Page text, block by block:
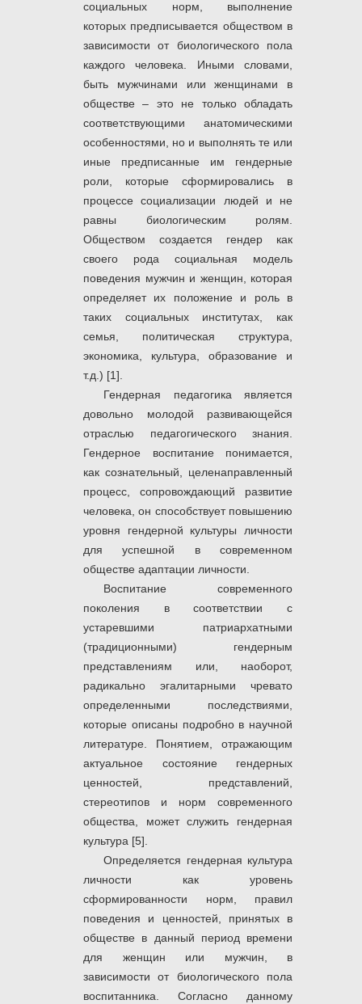
социальных норм, выполнение
которых предписывается обществом в
зависимости от биологического пола
каждого человека. Иными словами,
быть мужчинами или женщинами в
обществе – это не только обладать
соответствующими анатомическими
особенностями, но и выполнять те или
иные предписанные им гендерные
роли, которые сформировались в
процессе социализации людей и не
равны биологическим ролям.
Обществом создается гендер как
своего рода социальная модель
поведения мужчин и женщин, которая
определяет их положение и роль в
таких социальных институтах, как
семья, политическая структура,
экономика, культура, образование и
т.д.) [1].
Гендерная педагогика является
довольно молодой развивающейся
отраслью педагогического знания.
Гендерное воспитание понимается,
как сознательный, целенаправленный
процесс, сопровождающий развитие
человека, он способствует повышению
уровня гендерной культуры личности
для успешной в современном
обществе адаптации личности.
Воспитание современного
поколения в соответствии с
устаревшими патриархатными
(традиционными) гендерным
представлениям или, наоборот,
радикально эгалитарными чревато
определенными последствиями,
которые описаны подробно в научной
литературе. Понятием, отражающим
актуальное состояние гендерных
ценностей, представлений,
стереотипов и норм современного
общества, может служить гендерная
культура [5].
Определяется гендерная культура
личности как уровень
сформированности норм, правил
поведения и ценностей, принятых в
обществе в данный период времени
для женщин или мужчин, в
зависимости от биологического пола
воспитанника. Согласно данному